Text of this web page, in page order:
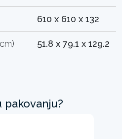
610 x 610 x 132
51.8 x 79.1 x 129.2
pakovanju?